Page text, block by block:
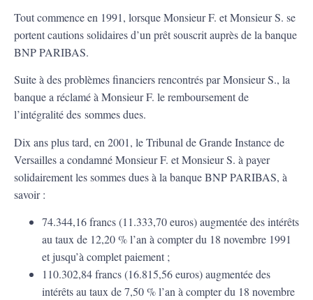
Tout commence en 1991, lorsque Monsieur F. et Monsieur S. se
portent cautions solidaires d’un prêt souscrit auprès de la banque
BNP PARIBAS.
Suite à des problèmes financiers rencontrés par Monsieur S., la
banque a réclamé à Monsieur F. le remboursement de
l’intégralité des sommes dues.
Dix ans plus tard, en 2001, le Tribunal de Grande Instance de
Versailles a condamné Monsieur F. et Monsieur S. à payer
solidairement les sommes dues à la banque BNP PARIBAS, à
savoir :
74.344,16 francs (11.333,70 euros) augmentée des intérêts
au taux de 12,20 % l’an à compter du 18 novembre 1991
et jusqu’à complet paiement ;
110.302,84 francs (16.815,56 euros) augmentée des
intérêts au taux de 7,50 % l’an à compter du 18 novembre